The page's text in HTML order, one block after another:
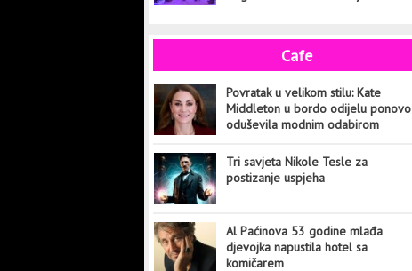
Cafe
Povratak u velikom stilu: Kate
Middleton u bordo odijelu ponovo
oduševila modnim odabirom
Tri savjeta Nikole Tesle za
postizanje uspjeha
Al Paćinova 53 godine mlađa
djevojka napustila hotel sa
komičarem